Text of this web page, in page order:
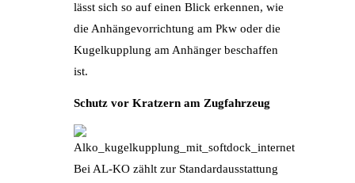
lässt sich so auf einen Blick erkennen, wie
die Anhängevorrichtung am Pkw oder die
Kugelkupplung am Anhänger beschaffen
ist.
Schutz vor Kratzern am Zugfahrzeug
Bei AL-KO zählt zur Standardausstattung